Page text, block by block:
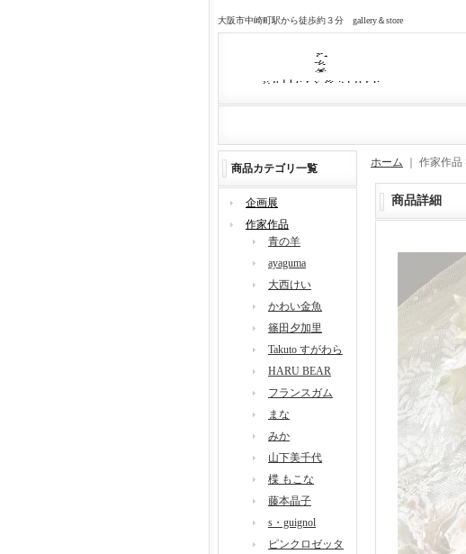
大阪市中崎町駅から徒歩約３分 gallery＆store
商品カテゴリ一覧
企画展
作家作品
青の羊
ayaguma
大西けい
かわい金魚
篠田夕加里
Takuto すがわら
HARU BEAR
フランスガム
まな
みか
山下美千代
楪 もこな
藤本晶子
s・guignol
ピンクロゼッタ
ホーム ｜ 作家作品
商品詳細